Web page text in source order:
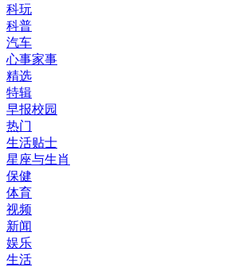
科玩
科普
汽车
心事家事
精选
特辑
早报校园
热门
生活贴士
星座与生肖
保健
体育
视频
新闻
娱乐
生活